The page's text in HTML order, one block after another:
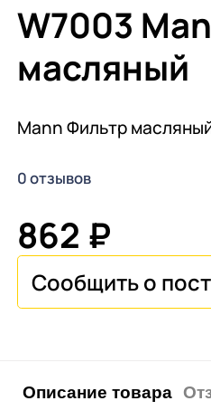
W7003
масляный
Mann Фильтр
0 отзывов
862 ₽
Описание товара